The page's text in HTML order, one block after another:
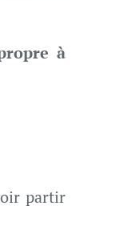
à
partir